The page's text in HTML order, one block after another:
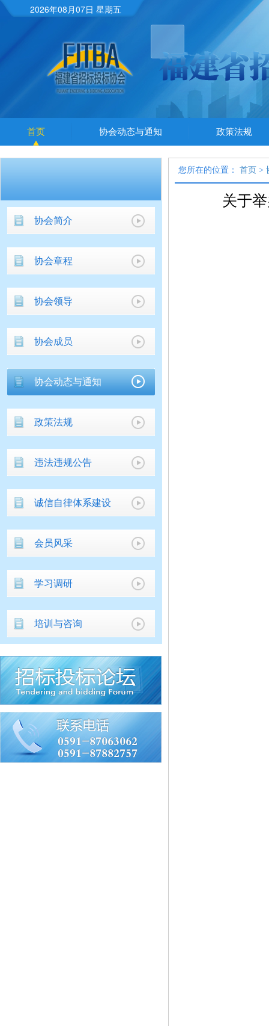
2026年08月07日 星期五
首页 协会动态与通知 政策法规
协会简介
协会章程
协会领导
协会成员
协会动态与通知
政策法规
违法违规公告
诚信自律体系建设
会员风采
学习调研
培训与咨询
您所在的位置： 首页 >
关于